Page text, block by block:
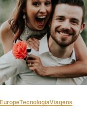
EuropeTecnologiaViagens